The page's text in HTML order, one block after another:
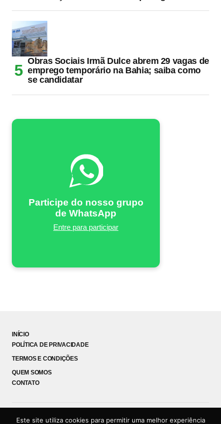
Obras Sociais Irmã Dulce abrem 29 vagas de
emprego temporário na Bahia; saiba como
se candidatar
Participe do nosso grupo
de WhatsApp
Entre para participar
INÍCIO
POLÍTICA DE PRIVACIDADE
TERMOS E CONDIÇÕES
QUEM SOMOS
CONTATO
Este site utiliza cookies para permitir uma melhor experiência